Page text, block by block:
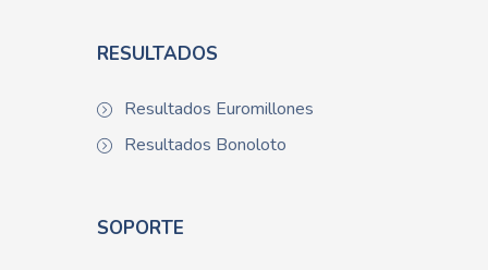
RESULTADOS
Resultados Euromillones
Resultados Bonoloto
SOPORTE